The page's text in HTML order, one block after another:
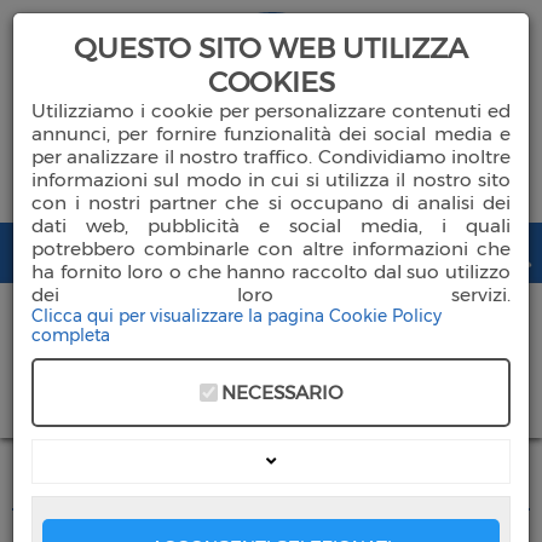
Chi Siamo
Ambulatori
Servizi Socio Sanitari
DONA ORA
QUESTO SITO WEB UTILIZZA
COOKIES
Utilizziamo i cookie per personalizzare contenuti ed
annunci, per fornire funzionalità dei social media e
per analizzare il nostro traffico. Condividiamo inoltre
informazioni sul modo in cui si utilizza il nostro sito
con i nostri partner che si occupano di analisi dei
dati web, pubblicità e social media, i quali
potrebbero combinarle con altre informazioni che
ha fornito loro o che hanno raccolto dal suo utilizzo
dei loro servizi.
Clicca qui per visualizzare la pagina Cookie Policy
completa
NECESSARIO